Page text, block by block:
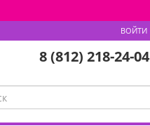
ВОЙТИ
8 (812) 218-24-04